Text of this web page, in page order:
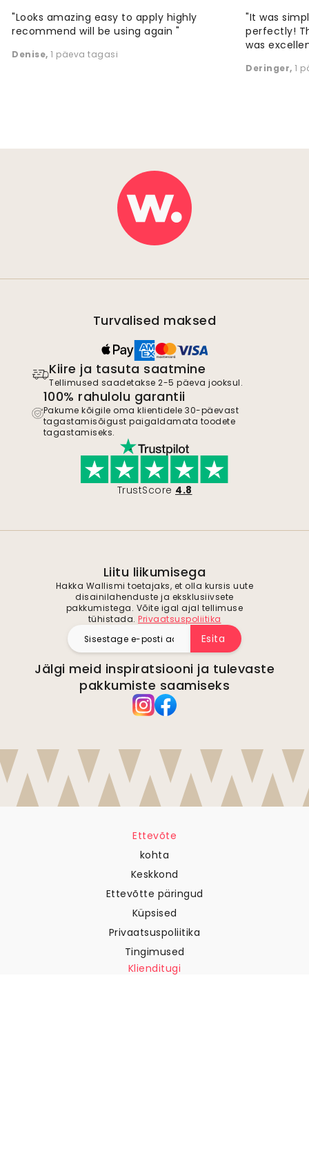
"Looks amazing easy to apply highly
recommend will be using again "
Denise, 1 päeva tagasi
"It was
perfectly!
was
Deringer, 1
Turvalised maksed
Kiire ja tasuta saatmine
Tellimused saadetakse 2-5 päeva jooksul.
100% rahulolu garantii
Pakume kõigile oma klientidele 30-päevast
tagastamisõigust paigaldamata toodete
tagastamiseks.
TrustScore 4.8
Liitu liikumisega
Hakka Wallismi toetajaks, et olla kursis uute
disainilahenduste ja eksklusiivsete
pakkumistega. Võite igal ajal tellimuse
tühistada. Privaatsuspoliitika
Esita
Jälgi meid inspiratsiooni ja tulevaste
pakkumiste saamiseks
Ettevõte
kohta
Keskkond
Ettevõtte päringud
Küpsised
Privaatsuspoliitika
Tingimused
Klienditugi